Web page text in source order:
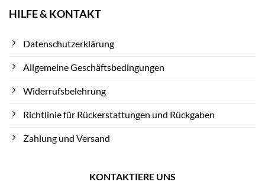
HILFE & KONTAKT
Datenschutzerklärung
Allgemeine Geschäftsbedingungen
Widerrufsbelehrung
Richtlinie für Rückerstattungen und Rückgaben
Zahlung und Versand
KONTAKTIERE UNS